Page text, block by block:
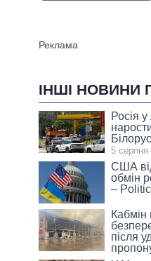
ІНШІ НОВИНИ
Росія
5 серпня
США
обмін
–
Кабмін
після